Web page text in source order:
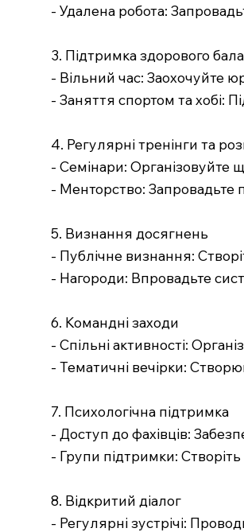
- Удалена робота:
3. Підтримка здорового
- Вільний час: Заохочуйте
- Заняття спортом та хобі:
4. Регулярні тренінги та
- Семінари: Організовуйте
- Менторство: Запровадьте
5. Визнання досягнень
- Публічне визнання:
- Нагороди: Впровадьте
6. Командні заходи
- Спільні активності:
- Тематичні вечірки:
7. Психологічна підтримка
- Доступ до фахівців:
- Групи підтримки:
8. Відкритий діалог
- Регулярні зустрічі: